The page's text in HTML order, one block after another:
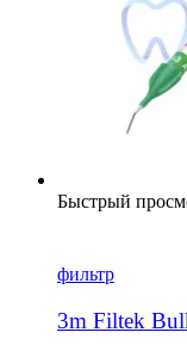
Быстрый
фильтр
3m Filtek